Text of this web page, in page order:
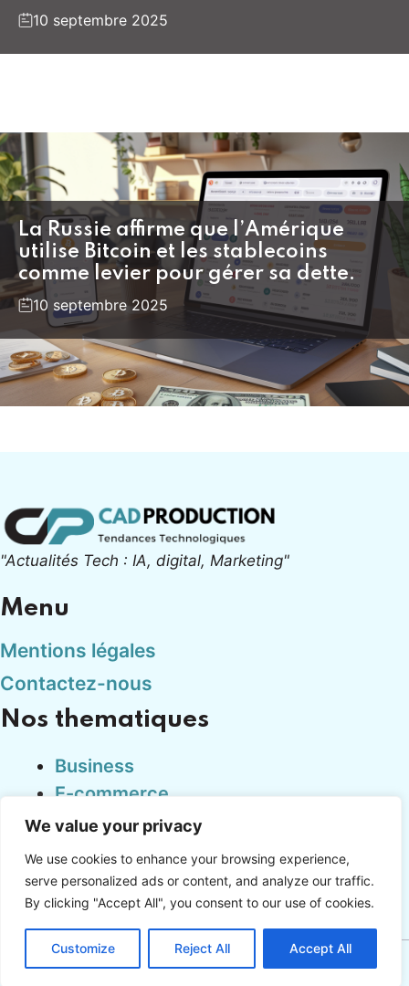
We value your privacy
We use cookies to enhance your browsing experience,
serve personalized ads or content, and analyze our traffic.
By clicking "Accept All", you consent to our use of cookies.
Customize Reject All Accept All
10 septembre 2025
La Russie affirme que l’Amérique
utilise Bitcoin et les stablecoins
comme levier pour gérer sa dette.
10 septembre 2025
"Actualités Tech : IA, digital, Marketing"
Menu
Mentions légales
Contactez-nous
Nos thematiques
Business
E-commerce
Finance
Marketing
Tech
Copyright © cadproduction.fr 2024